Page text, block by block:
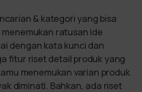
& kategori yang bisa
ratusan ide
dengan kata kunci dan
fitur riset detail produk yang
menemukan varian produk
diminati. Bahkan, ada riset